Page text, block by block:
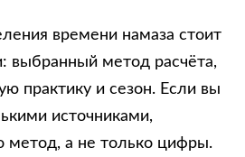
времени намаза стоит
выбранный метод расчёта,
практику и сезон. Если вы
источниками,
метод, а не только цифры.